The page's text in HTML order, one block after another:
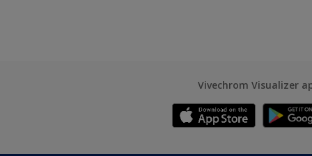
Vivechrom Visualizer